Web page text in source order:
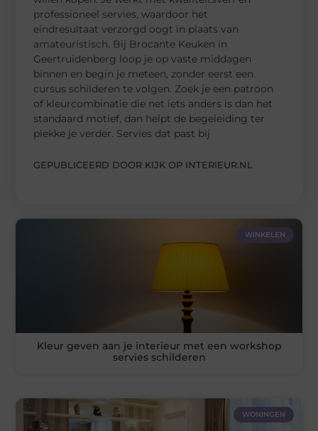
professioneel servies, waardoor het
eindresultaat verzorgd oogt in plaats van
amateuristisch. Bij Brocante Keuken in
Geertruidenberg loop je op vaste middagen
binnen en begin je meteen, zonder eerst een
cursus schilderen te volgen. Zoek je een patroon
of kleurcombinatie die net iets anders is dan het
standaard motief, dan helpt de begeleiding ter
plekke je verder. Servies dat past bij
GEPUBLICEERD DOOR KIJK OP INTERIEUR.NL
WINKELEN
Kleur geven aan je interieur met een workshop
servies schilderen
WONINGEN